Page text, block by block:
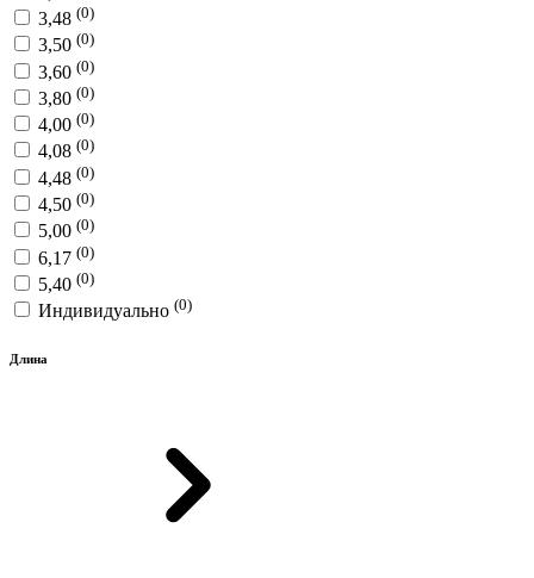
3,48 (0)
3,50 (0)
3,60 (0)
3,80 (0)
4,00 (0)
4,08 (0)
4,48 (0)
4,50 (0)
5,00 (0)
6,17 (0)
5,40 (0)
Индивидуально (0)
Длина